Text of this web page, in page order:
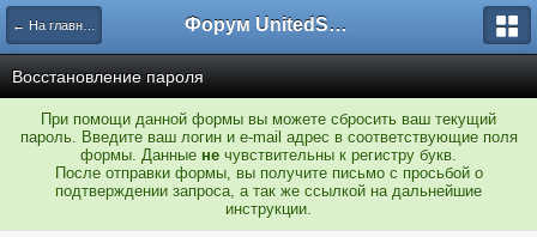
← На главную Форум UnitedSouth
Восстановление пароля
При помощи данной формы вы можете сбросить ваш текущий
пароль. Введите ваш логин и e-mail адрес в соответствующие поля
формы. Данные не чувствительны к регистру букв.
После отправки формы, вы получите письмо с просьбой о
подтверждении запроса, а так же ссылкой на дальнейшие
инструкции.